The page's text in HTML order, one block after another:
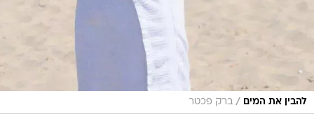
להבין את המים / ברק פכטר